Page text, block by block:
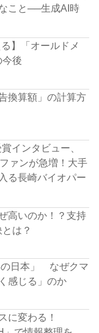
こと──生成AI時
】「オールドメ
後
換算額」の計算方
インタビュー、
ァンが急増！大手
る長崎バイオパー
高いのか！？支持
は？
の日本」 なぜクマ
感じる」のか
に変わる！